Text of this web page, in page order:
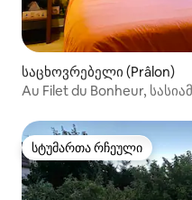
საცხოვრებელი (Prâlon)
Au Filet du Bonheur,
სტუმართა რჩეული
სტუმართა რჩეული